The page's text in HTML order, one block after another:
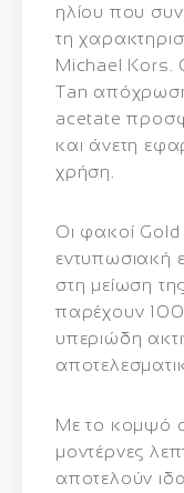
ηλίου που
τη
Michael Kors.
Tan
acetate
και άνετη
χρήση.
Οι φακοί
εντυπωσιακή
στη μείωση
παρέχουν
υπεριώδη
Με το κομψό
μοντέρνες
αποτελούν